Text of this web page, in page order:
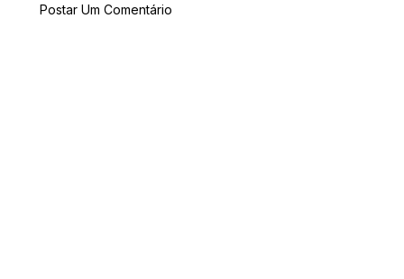
Postar Um Comentário